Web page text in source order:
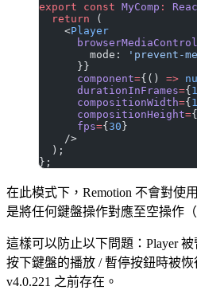
export const MyComp :
  return
(
    <
Player
        mode:
'prevent-
      }}
      component
={() =>
      durationInFrames
={
      compositionWidth
={
      compositionHeight
={
      fps
={ 30 }
    />
  );
};
在此模式下，Remotion 不會對使
是將任何鍵盤操作對應至空操作（
這樣可以防止以下問題：Player
按下鍵盤的播放 / 暫停按鈕時被恢
v4.0.221 之前存在。